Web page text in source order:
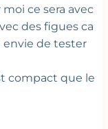
ce sera avec
des figues ca
envie de tester
compact que le